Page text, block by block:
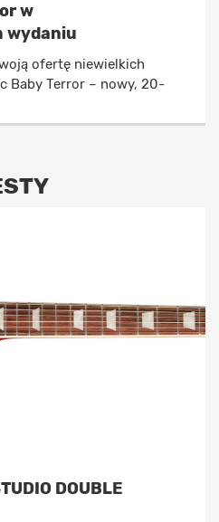
w
wydaniu
ofertę niewielkich
Baby Terror – nowy, 20-
DOUBLE